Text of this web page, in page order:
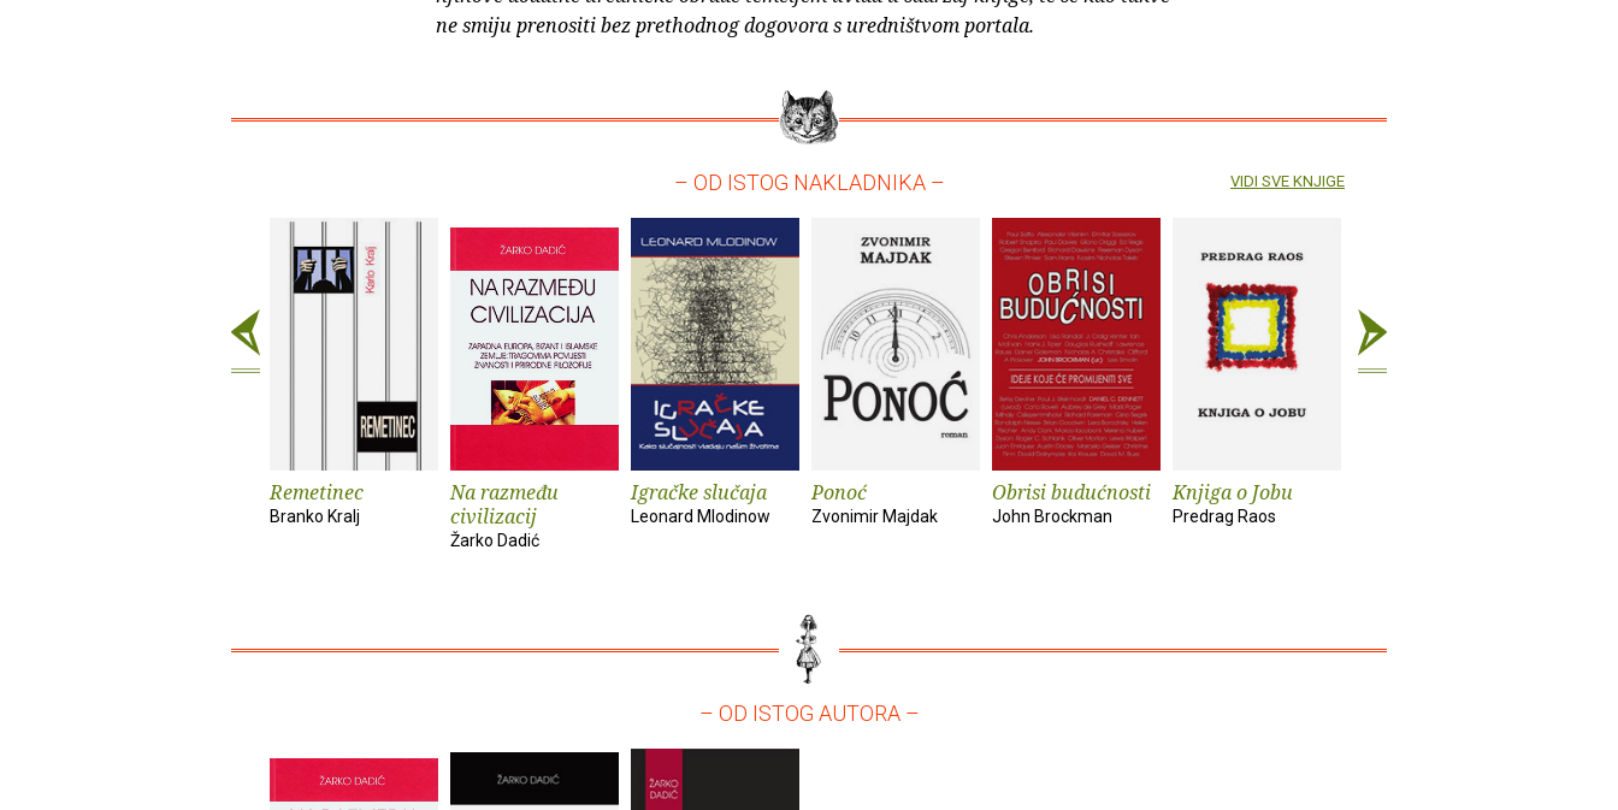
ne smiju prenositi bez prethodnog dogovora s uredništvom portala.
– OD ISTOG NAKLADNIKA –
Remetinec
Branko Kralj
Na razmeđu
civilizacij
Žarko Dadić
Igračke slučaja
Leonard Mlodinow
Ponoć
Zvonimir Majdak
Obrisi budućnosti
John Brockman
Knjiga o Jobu
Predrag Raos
VIDI SVE KNJIGE
– OD ISTOG AUTORA –